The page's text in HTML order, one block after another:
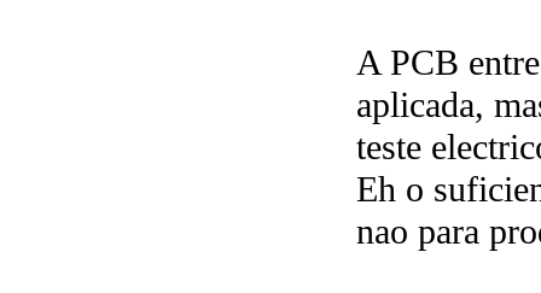
A PCB
aplicada,
teste
Eh o
nao para